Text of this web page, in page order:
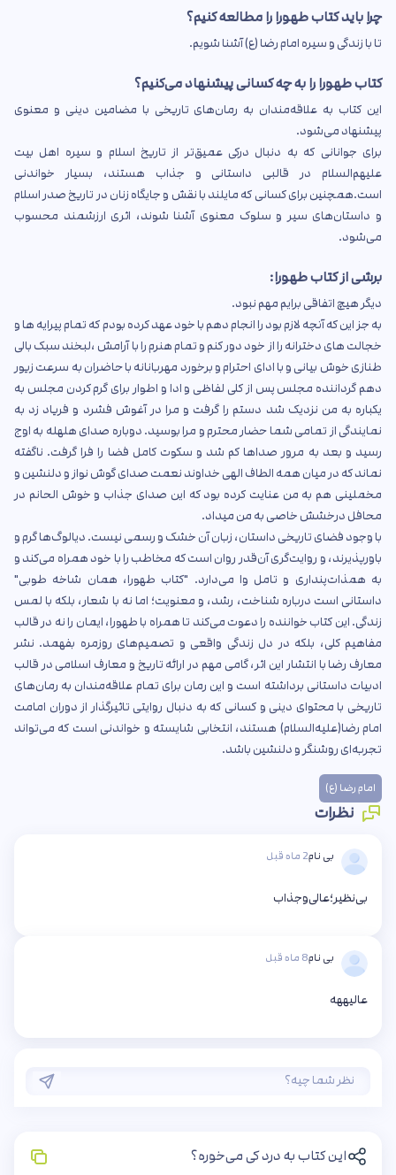
چرا باید کتاب طهورا را مطالعه کنیم؟
تا با زندگی و سیره امام رضا (ع) آشنا شویم.
کتاب طهورا را به چه کسانی پیشنهاد می‌کنیم؟
این کتاب به علاقه‌مندان به رمان‌های تاریخی با مضامین دینی و معنوی
پیشنهاد می‌شود.
برای جوانانی که به دنبال درکی عمیق‌تر از تاریخ اسلام و سیره اهل بیت
علیهم‌السلام در قالبی داستانی و جذاب هستند، بسیار خواندنی
است.همچنین برای کسانی که مایلند با نقش و جایگاه زنان در تاریخ صدر اسلام
و داستان‌های سیر و سلوک معنوی آشنا شوند، اثری ارزشمند محسوب
می‌شود.
برشی از کتاب طهورا:
دیگر هیچ اتفاقی برایم مهم نبود.
به جز این که آنچه لازم بود را انجام دهم با خود عهد کرده بودم که تمام پیرایه ها و
خجالت های دخترانه را از خود دور کنم و تمام هنرم را با آرامش ،لبخند سبک بالی
طنازی خوش بیانی و با ادای احترام و برخورد مهربانانه با حاضران به سرعت زیور
دهم گرداننده مجلس پس از کلی لفاظی و ادا و اطوار برای گرم کردن مجلس به
یکباره به من نزدیک شد دستم را گرفت و مرا در آغوش فشرد و فریاد زد به
نمایندگی از تمامی شما حضار محترم و مرا بوسید. دوباره صدای هلهله به اوج
رسید و بعد به مرور صداها کم شد و سکوت کامل فضا را فرا گرفت. ناگفته
نماند که در میان همه الطاف الهی خداوند نعمت صدای گوش نواز و دلنشین و
مخملینی هم به من عنایت کرده بود که این صدای جذاب و خوش الحانم در
محافل درخشش خاصی به من میداد.
با وجود فضای تاریخی داستان، زبان آن خشک و رسمی نیست. دیالوگ‌ها گرم و
باورپذیرند، و روایت‌گری آن‌قدر روان است که مخاطب را با خود همراه می‌کند و
به همذات‌پنداری و تامل وا می‌دارد. "کتاب طهورا، همان شاخه طوبی"
داستانی است درباره شناخت، رشد، و معنویت؛ اما نه با شعار، بلکه با لمس
زندگی. این کتاب خواننده را دعوت می‌کند تا همراه با طهورا، ایمان را نه در قالب
مفاهیم کلی، بلکه در دل زندگی واقعی و تصمیم‌های روزمره بفهمد. نشر
معارف رضا با انتشار این اثر، گامی مهم در ارائه تاریخ و معارف اسلامی در قالب
ادبیات داستانی برداشته است و این رمان برای تمام علاقه‌مندان به رمان‌های
تاریخی با محتوای دینی و کسانی که به دنبال روایتی تاثیرگذار از دوران امامت
امام رضا(علیه‌السلام) هستند، انتخابی شایسته و خواندنی است که می‌تواند
تجربه‌ای روشنگر و دلنشین باشد.
امام رضا (ع)
نظرات
بی نام2 ماه قبل
بی‌‌نظیر؛عالی‌وجذاب
بی نام8 ماه قبل
عالیههه
این کتاب به درد کی می‌خوره؟